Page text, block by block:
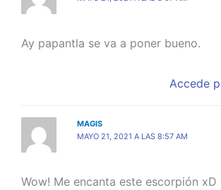
Ay papantla se va a poner bueno.
Accede
MAGIS
MAYO 21, 2021 A LAS 8:57 AM
Wow! Me encanta este escorpión xD